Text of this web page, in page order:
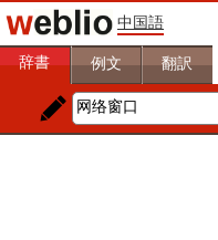
中国語
辞書 例文 翻訳